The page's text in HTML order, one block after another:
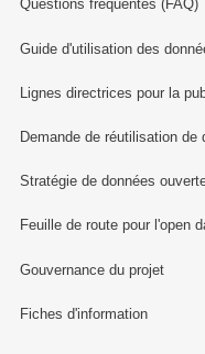
Questions fréquentes (FAQ)
Guide d'utilisation des
Lignes directrices pour la
Demande de réutilisation de
Stratégie de données
Feuille de route pour l'open
Gouvernance du projet
Fiches d'information